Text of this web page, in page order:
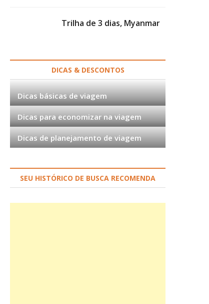
Trilha de 3 dias, Myanmar
DICAS & DESCONTOS
Dicas básicas de viagem
Dicas para economizar na viagem
Dicas de planejamento de viagem
SEU HISTÓRICO DE BUSCA RECOMENDA